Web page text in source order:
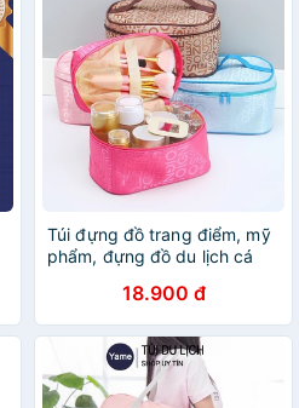
Túi đựng đồ trang điểm, mỹ
phẩm, đựng đồ du lịch cá
SHIP NHANH18.900 đ